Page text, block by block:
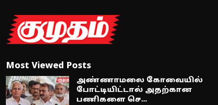
Most Viewed Posts
அண்ணாமலை கோவையில்
போட்டியிட்டால் அதற்கான
பணிகளை செ...